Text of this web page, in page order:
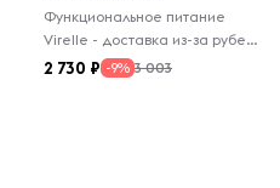
Функциональное питание
Virelle - доставка из-за рубежа
2 730 -9% 3 003